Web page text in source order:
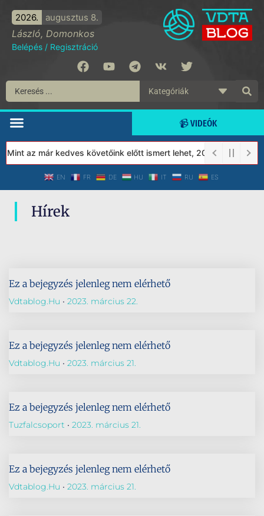
2026. augusztus 8.
László, Domonkos
Belépés / Regisztráció
📹 VIDEÓK
az már kedves követőink előtt ismert lehet, 2023-tól a
EN FR DE HU IT RU ES
Hírek
Ez a bejegyzés jelenleg nem elérhető
Vdtablog.hu 2023. március 22.
Ez a bejegyzés jelenleg nem elérhető
Vdtablog.hu 2023. március 21.
Ez a bejegyzés jelenleg nem elérhető
Tuzfalcsoport 2023. március 21.
Ez a bejegyzés jelenleg nem elérhető
Vdtablog.hu 2023. március 21.